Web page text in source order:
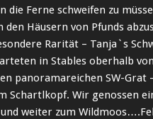
die Ferne schweifen zu
den Häusern von Pfunds
Rarität – Tanja`s
in Stables oberhalb
panoramareichen SW-Grat
Schartlkopf. Wir genossen
und weiter zum